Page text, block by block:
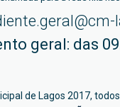
geral: das
de Lagos 2017,